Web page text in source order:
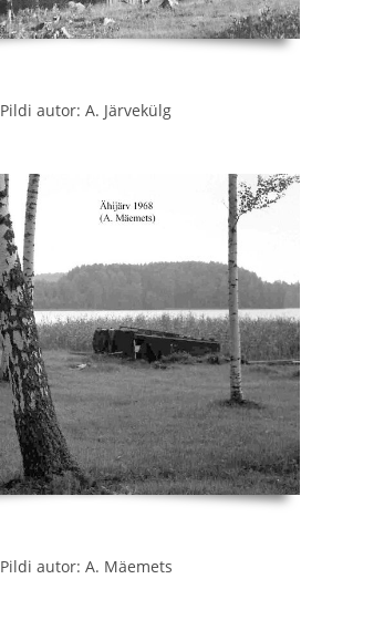
Pildi autor: A. Järvekülg
Pildi autor: A. Mäemets